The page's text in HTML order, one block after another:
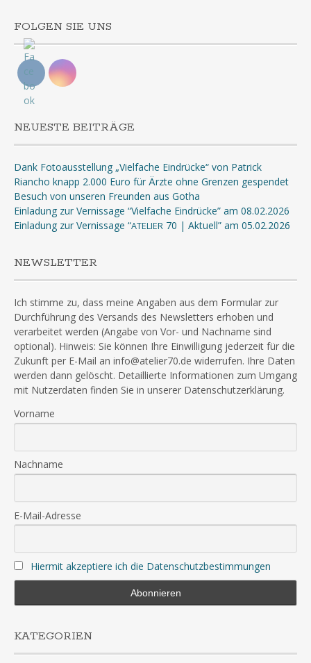
FOLGEN SIE UNS
NEUESTE BEITRÄGE
Dank Fotoausstellung „Vielfache Eindrücke“ von Patrick
Riancho knapp 2.000 Euro für Ärzte ohne Grenzen gespendet
Besuch von unseren Freunden aus Gotha
Einladung zur Vernissage “Vielfache Eindrücke” am 08.02.2026
Einladung zur Vernissage “ATELIER 70 | Aktuell” am 05.02.2026
NEWSLETTER
Ich stimme zu, dass meine Angaben aus dem Formular zur
Durchführung des Versands des Newsletters erhoben und
verarbeitet werden (Angabe von Vor- und Nachname sind
optional). Hinweis: Sie können Ihre Einwilligung jederzeit für die
Zukunft per E-Mail an info@atelier70.de widerrufen. Ihre Daten
werden dann gelöscht. Detaillierte Informationen zum Umgang
mit Nutzerdaten finden Sie in unserer Datenschutzerklärung.
Vorname
Nachname
E-Mail-Adresse
Hiermit akzeptiere ich die Datenschutzbestimmungen
KATEGORIEN